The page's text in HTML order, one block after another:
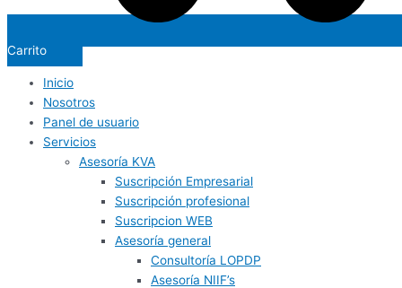
Carrito
Inicio
Nosotros
Panel de usuario
Servicios
Asesoría KVA
Suscripción Empresarial
Suscripción profesional
Suscripcion WEB
Asesoría general
Consultoría LOPDP
Asesoría NIIF’s